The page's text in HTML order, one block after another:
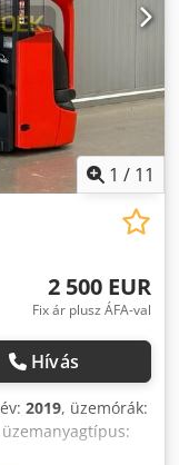
1 / 11
2 500 EUR
Fix ár plusz ÁFA-val
Hívás
2019, üzemórák:
üzemanyagtípus: